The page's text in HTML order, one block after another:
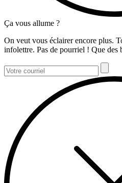
Ça vous allume ?
On veut vous éclairer encore plus.
infolettre. Pas de pourriel ! Que des